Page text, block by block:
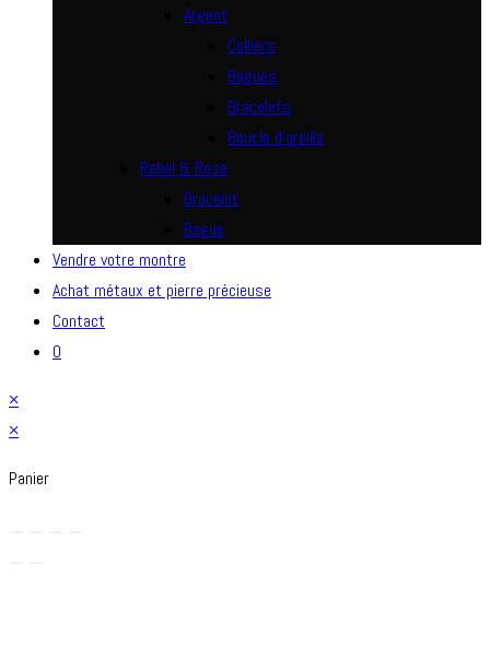
Argent
Colliers
Bagues
Bracelets
Boucle d’oreille
Rebel & Rose
Bracelet
Bague
Vendre votre montre
Achat métaux et pierre précieuse
Contact
0
×
×
Panier